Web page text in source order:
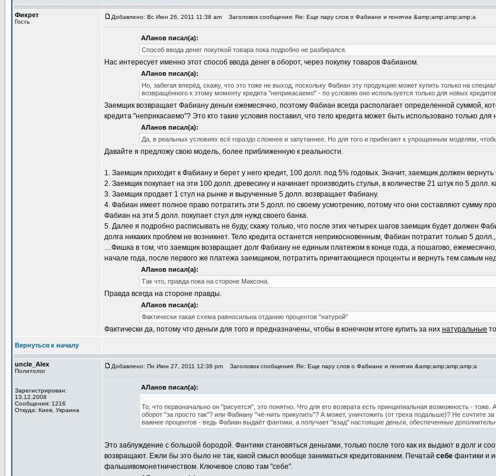
Фикрет
Гость
Добавлено: Вс Июн 26, 2011 11:38 am Заголовок сообщения: Re: Еще пару слов о Фабиане и понятии &amp;amp;amp;amp;a
АЛанов писал(а):
Способ ввода денег покупкой товара пока подробно не разбирался.
Нас интересует именно этот способ ввода денег в оборот, через покупку товаров Фабианом.
АЛанов писал(а):
Но, забегая вперёд, скажу, что это тоже не выход, поскольку Фабиан эту продукцию может купить только на
возвращённого к этому моменту кредита "неприкасаемо" - по условию оно используется только для новых
Заемщик возвращает Фабиану деньги ежемесячно, поэтому Фабиан всегда располагает определенной суммой,
кредита "неприкасаемо"? Это кто такие условия поставил, что тело кредита может быть использовано только для
АЛанов писал(а):
Да, в реальных условиях всё гораздо сложнее и запутаннее. Но для того и прибегают к упрощенным моделям,
Давайте я предложу свою модель, более приближенную к реальности.
1. Заемщик приходит к Фабиану и берет у него кредит, 100 долл. под 5% годовых. Значит, заемщик должен
2. Заемщик покупает на эти 100 долл. древесину и начинает производить стулья, в количестве 21 штук по 5 долл.
3. Заемщик продает 1 стул на рынке и вырученные 5 долл. возвращает Фабиану.
4. Фабиан имеет полное право потратить эти 5 долл. по своему усмотрению, потому что они составляют сумму
Фабиан на эти 5 долл. покупает стул для нужд своего банка.
5. Далее я подробно расписывать не буду, скажу только, что после этих четырех шагов заемщик будет должен
долга никаких проблем не возникнет. Тело кредита останется неприкосновенным, Фабиан потратит только 5
…Фишка в том, что заемщик возвращает долг Фабиану не единым платежом в конце года, а пошагово,
начале года, после первого же платежа заемщиком, потратить причитающиеся проценты и вернуть тем самым
АЛанов писал(а):
Так что, правда пока на стороне Максона.
Правда всегда на стороне правды.
АЛанов писал(а):
Фактически такая схема равносильна отданию процентов "натурой"
Фактически да, потому что деньги для того и предназначены, чтобы в конечном итоге купить за них натуральные
Вернуться к началу
uncle_Alex
Политолог
Зарегистрирован:
13.12.2008
Сообщения: 1216
Откуда: Киев, Украина
Добавлено: Пн Июн 27, 2011 12:38 pm Заголовок сообщения: Re: Еще пару слов о Фабиане и понятии &amp;amp;amp;amp;a
АЛанов писал(а):
То, что первоначально он "рисуется", это понятно. Что для его возврата есть принципиальная возможность -
оборот "за просто так"? или Фабиану "чё-нить прикупить"? А может, уничтожить (от греха подальше)? Не сочтите
важнее процентов - ведь Фабиан выдаёт фантики, а получает "взад" настоящие деньги, обеспеченные
Это заблуждение с большой бородой. Фантики становяться деньгами, только после того как их выдают в долг и
возвращают. Ежли бы это было не так, какой смысл вообще заниматься кредитованием. Печатай себе фантики и
фальшивомонетничеством. Ключевое слово там "себе".